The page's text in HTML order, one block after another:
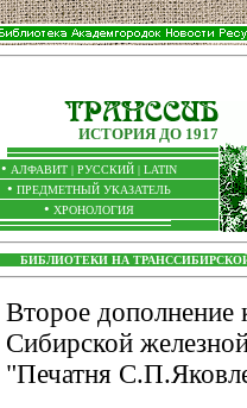
ИСТОРИЯ ДО 1917
• АЛФАВИТ | РУССКИЙ | LATIN
• ПРЕДМЕТНЫЙ УКАЗАТЕЛЬ
• ХРОНОЛОГИЯ
БИБЛИОТЕКИ НА
Второе дополнение
Сибирской
"Печатня